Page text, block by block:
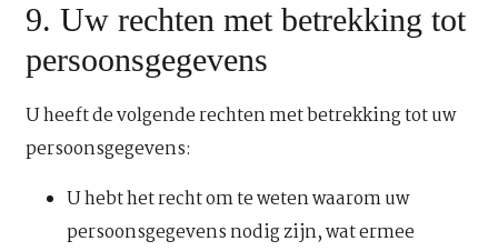
9. Uw rechten met betrekking tot
persoonsgegevens
U heeft de volgende rechten met betrekking tot uw
persoonsgegevens:
U hebt het recht om te weten waarom uw
persoonsgegevens nodig zijn, wat ermee